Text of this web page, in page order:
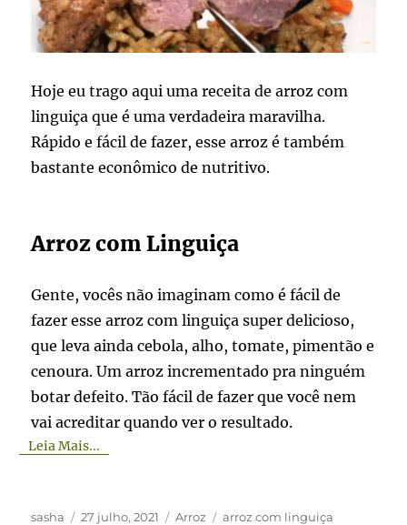
Hoje eu trago aqui uma receita de arroz com
linguiça que é uma verdadeira maravilha.
Rápido e fácil de fazer, esse arroz é também
bastante econômico de nutritivo.
Arroz com Linguiça
Gente, vocês não imaginam como é fácil de
fazer esse arroz com linguiça super delicioso,
que leva ainda cebola, alho, tomate, pimentão e
cenoura. Um arroz incrementado pra ninguém
botar defeito. Tão fácil de fazer que você nem
vai acreditar quando ver o resultado.
Leia Mais...
Autor
sasha
Publicado
27 julho, 2021 Categorias
Arroz Tags
arroz com linguiça